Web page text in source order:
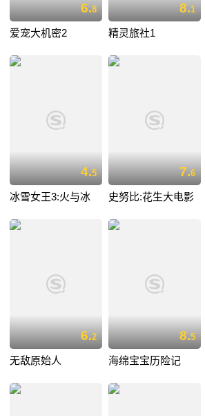
6.8
爱宠大机密2
8.1
精灵旅社1
4.5
冰雪女王3:火与冰
7.6
史努比:花生大电影
6.2
无敌原始人
8.5
海绵宝宝历险记